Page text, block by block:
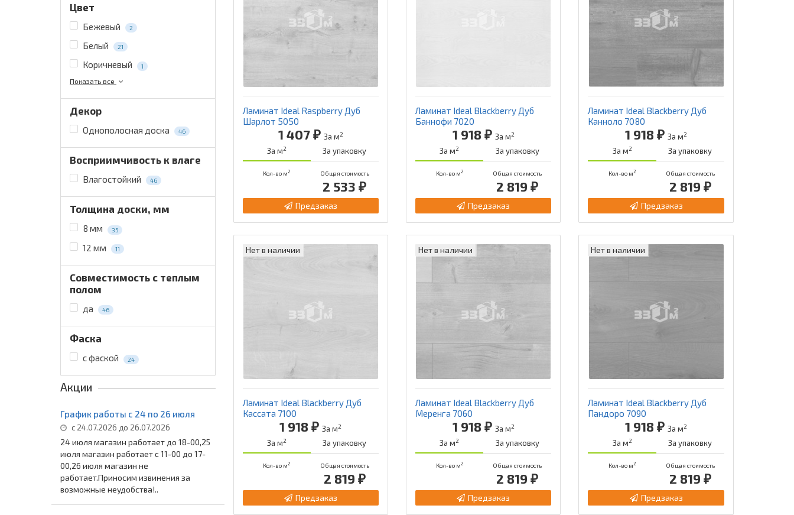
Цвет
Бежевый 2
Белый 21
Коричневый 1
Показать все
Декор
Однополосная доска 46
Восприимчивость к влаге
Влагостойкий 46
Толщина доски, мм
8 мм 35
12 мм 11
Совместимость с теплым
полом
да 46
Фаска
с фаской 24
Акции
График работы с 24 по 26 июля
с 24.07.2026 до 26.07.2026
24 июля магазин работает до 18-00,25
июля магазин работает с 11-00 до 17-
00,26 июля магазин не
работает.Приносим извинения за
возможные неудобства!..
Ламинат Ideal Raspberry Дуб
Шарлот 5050
1 407 ₽ За м2
За м2 За упаковку
Кол-во м2 Общая стоимость
2 533 ₽
Предзаказ
Ламинат Ideal Blackberry Дуб
Баннофи 7020
1 918 ₽ За м2
За м2 За упаковку
Кол-во м2 Общая стоимость
2 819 ₽
Предзаказ
Ламинат Ideal Blackberry Дуб
Канноло 7080
1 918 ₽За м2
За м2 За упаковку
Кол-во м2 Общая стоимость
2 819 ₽
Предзаказ
Нет в наличии
Ламинат Ideal Blackberry Дуб
Кассата 7100
1 918 ₽За м2
За м2 За упаковку
Кол-во м2 Общая стоимость
2 819 ₽
Предзаказ
Нет в наличии
Ламинат Ideal Blackberry Дуб
Меренга 7060
1 918 ₽ За м2
За м2 За упаковку
Кол-во м2 Общая стоимость
2 819 ₽
Предзаказ
Нет в наличии
Ламинат Ideal Blackberry Дуб
Пандоро 7090
1 918 ₽За м2
За м2 За упаковку
Кол-во м2 Общая стоимость
2 819 ₽
Предзаказ